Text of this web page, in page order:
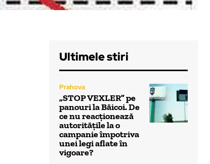
Ultimele stiri
Prahova
„STOP VEXLER” pe
panouri la Băicoi. De
ce nu reacționează
autoritățile la o
campanie împotriva
unei legi aflate în
vigoare?